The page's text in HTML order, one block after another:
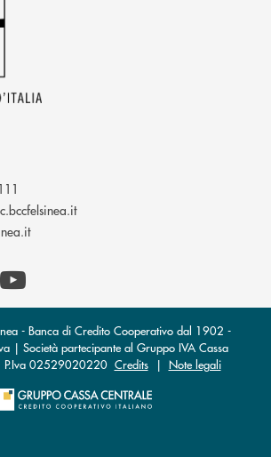
(si apre l’app di posta
(si apre l’app di posta elettronica)
- Banca di Credito Cooperativo dal 1902 -
| Società partecipante al Gruppo IVA Cassa
P.Iva 02529020220 Credits| Note legali